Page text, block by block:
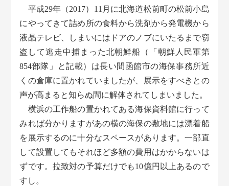
平成29年（2017）11月に北海道松前町の松前小島
にやってきて詰め所の食料から洗剤から発電機から
液晶テレビ、しまいにはドアのノブにいたるまで窃
盗して逃走中捕まった北朝鮮船（「朝鮮人民軍第
854部隊」と記載）は長い間函館市の海保事務所近
くの倉庫に置かれていましたが、展示をすべきとの
声が高まると知らぬ間に解体されてしまいました。
横浜の工作船の置かれてある海保資料館に行って
みれば分かりますがあの横の海保の敷地には漂着船
を展示するのに十分なスペースがあります。一部直
して設置してもそれほど多額の費用はかからないは
ずです。拉致対の予算だけでも10億円以上あるので
すし。